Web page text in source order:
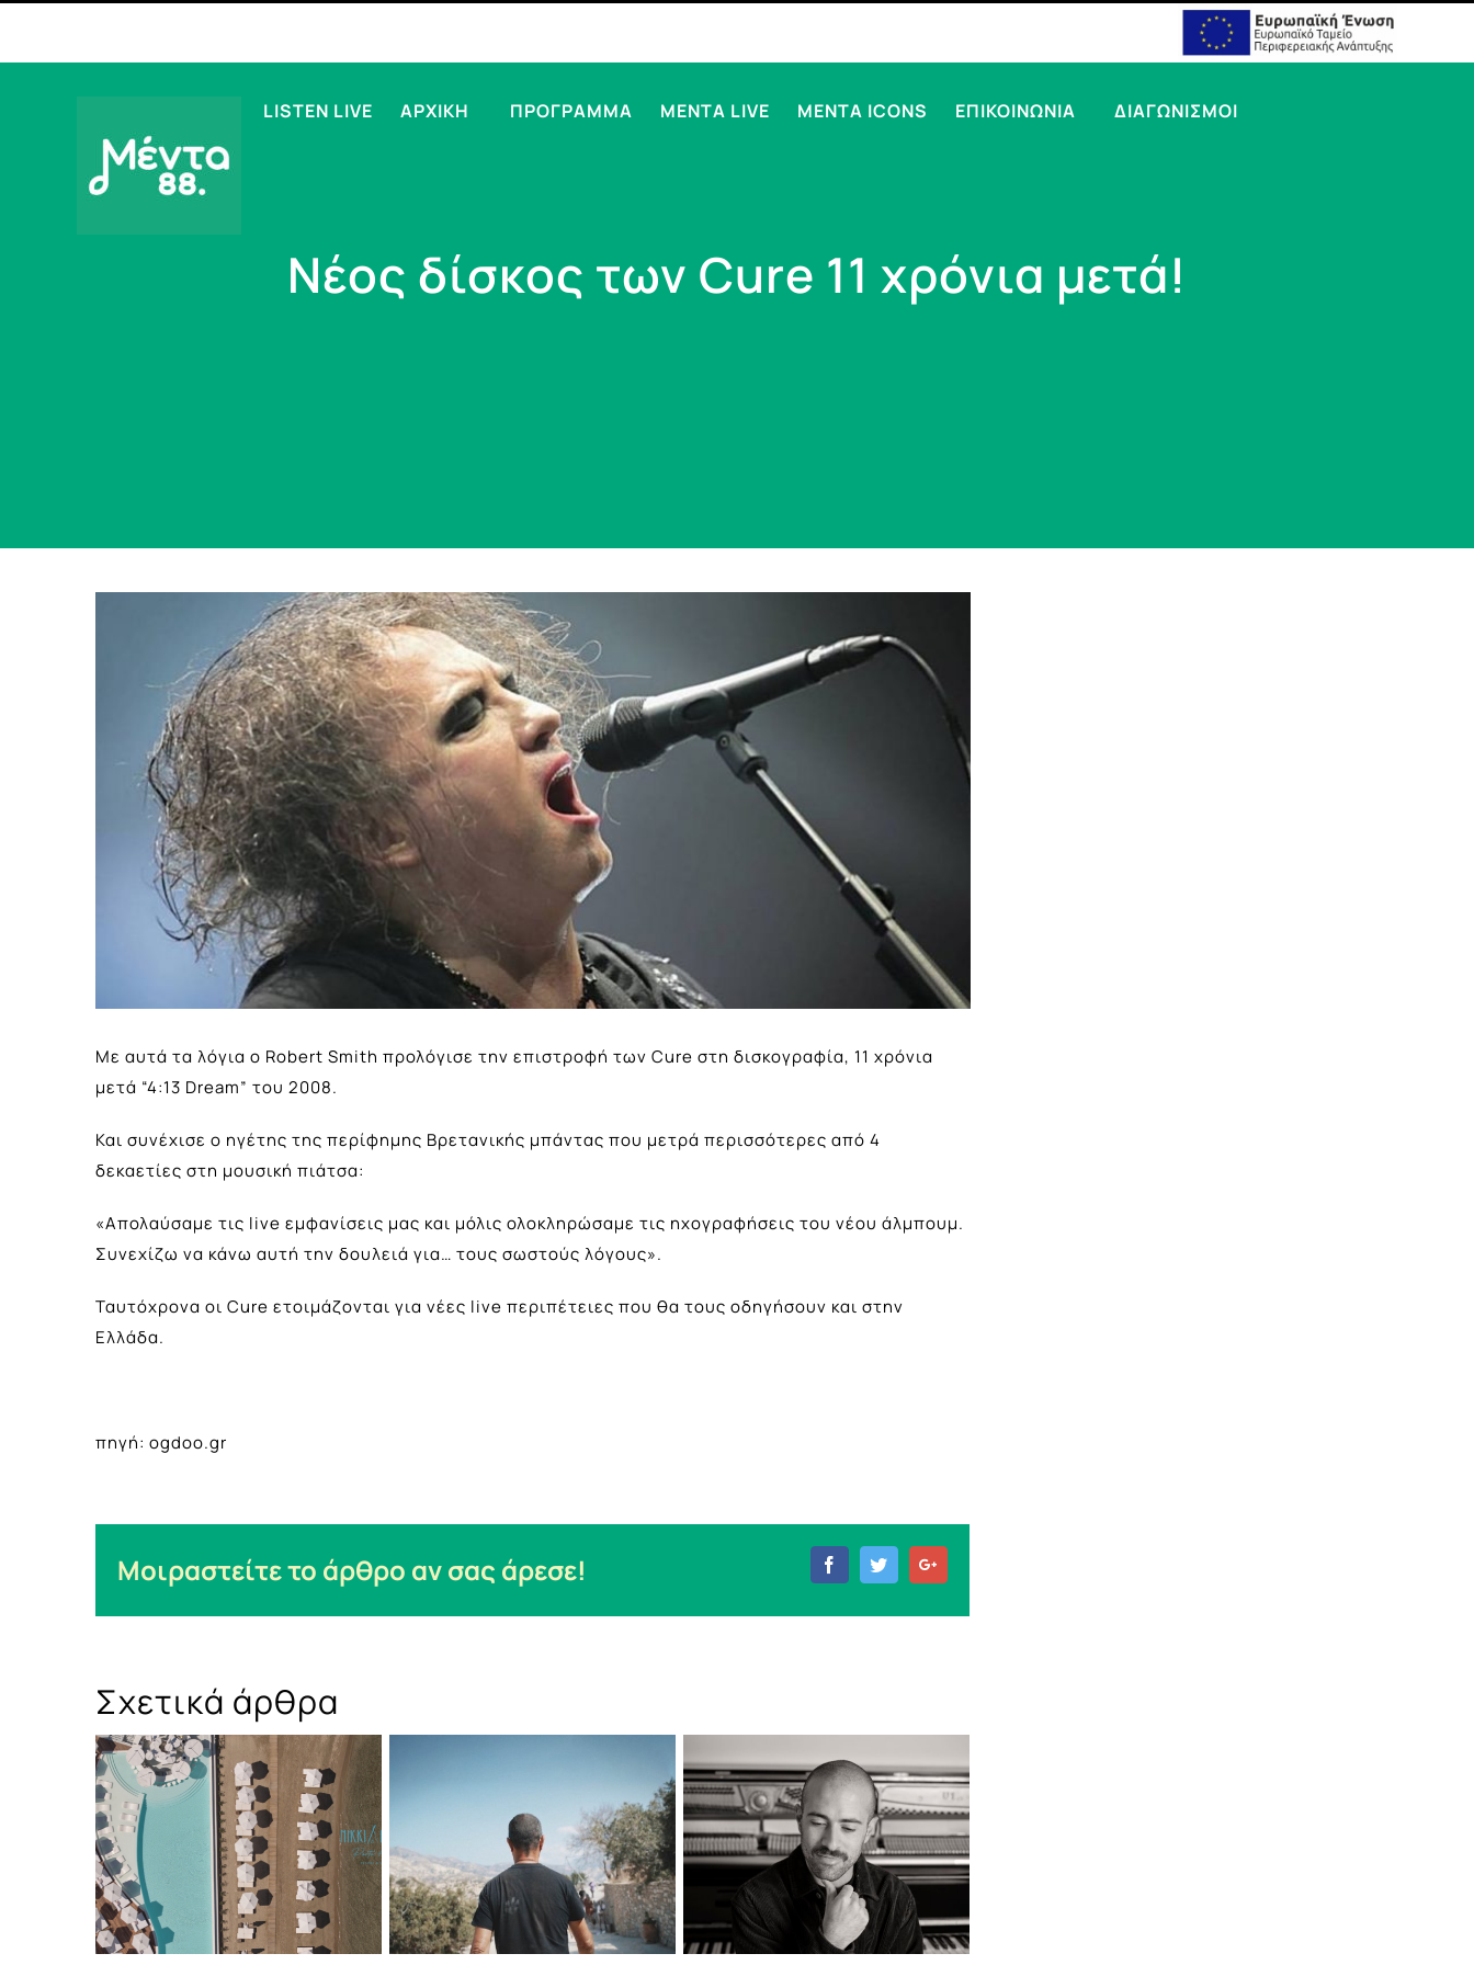
LISTEN LIVE ΑΡΧΙΚΗ ΠΡΟΓΡΑΜΜΑ MENTA LIVE MENTA ICONS ΕΠΙΚΟΙΝΩΝΙΑ ΔΙΑΓΩΝΙΣΜΟΙ
Νέος δίσκος των Cure 11 χρόνια μετά!
Με αυτά τα λόγια ο Robert Smith προλόγισε την επιστροφή των Cure στη δισκογραφία, 11 χρόνια
μετά “4:13 Dream” του 2008.
Και συνέχισε ο ηγέτης της περίφημης Βρετανικής μπάντας που μετρά περισσότερες από 4
δεκαετίες στη μουσική πιάτσα:
«Απολαύσαμε τις live εμφανίσεις μας και μόλις ολοκληρώσαμε τις ηχογραφήσεις του νέου άλμπουμ.
Συνεχίζω να κάνω αυτή την δουλειά για… τους σωστούς λόγους».
Ταυτόχρονα οι Cure ετοιμάζονται για νέες live περιπέτειες που θα τους οδηγήσουν και στην
Ελλάδα.
πηγή: ogdoo.gr
Μοιραστείτε το άρθρο αν σας άρεσε! FacebookTwitter
Σχετικά άρθρα